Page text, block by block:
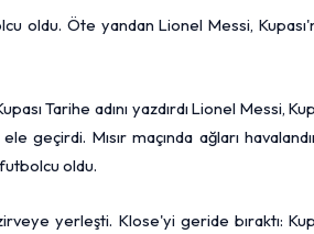
oldu. Öte yandan Lionel Messi,
Tarihe adını yazdırdı Lionel Messi,
geçirdi. Mısır maçında ağları
oldu.
yerleşti. Klose'yi geride bıraktı: